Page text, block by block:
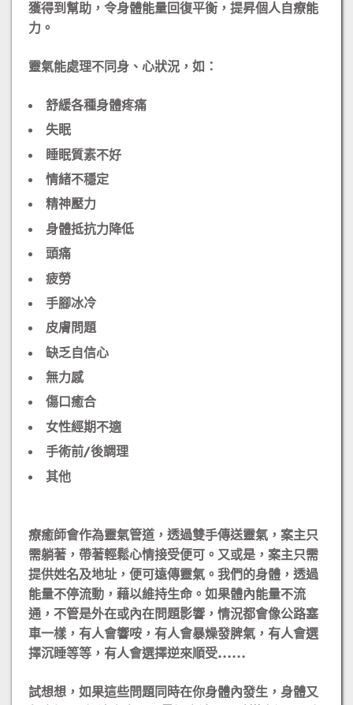
獲得到幫助，令身體能量回復平衡，提昇個人自療能
力。
​靈氣能處理不同身、心狀況，如：
舒緩各種身體疼痛
失眠
睡眠質素不好
情緒不穩定
精神壓力
身體抵抗力降低
頭痛
疲勞
手腳冰冷
皮膚問題
缺乏自信心
無力感
傷口癒合
女性經期不適
手術前/後調理
其他
療癒師會作為靈氣管道，透過雙手傳送靈氣，案主只
需躺著，帶著輕鬆心情接受便可。​又或是，案主只需
提供姓名及地址，便可遠傳靈氣。​我們的身體，透過
能量不停流動，藉以維持生命。如果體內能量不流
通，不管是外在或內在問題影響，情況都會像公路塞
車一樣，有人會響咹，有人會暴燥發脾氣，有人會選
擇沉睡等等，有人會選擇逆來順受……
試想想，如果這些問題同時在你身體內發生，身體又